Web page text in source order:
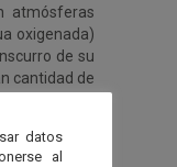
atmósferas
oxigenada)
de su
cantidad de
datos
al